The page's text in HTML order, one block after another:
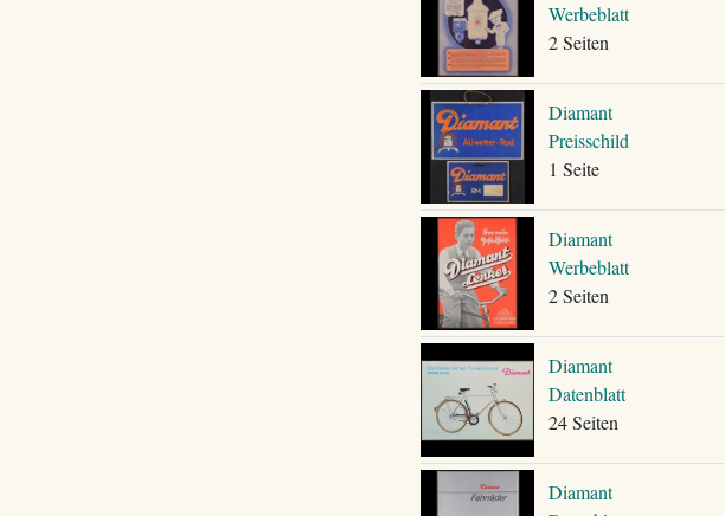
Werbeblatt
2 Seiten
Diamant
Preisschild
1 Seite
Diamant
Werbeblatt
2 Seiten
Diamant
Datenblatt
24 Seiten
Diamant